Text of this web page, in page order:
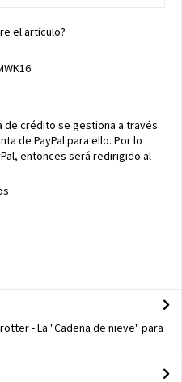
el artículo?
de crédito se gestiona a través
de PayPal para ello. Por lo
entonces será redirigido al
- La "Cadena de nieve" para